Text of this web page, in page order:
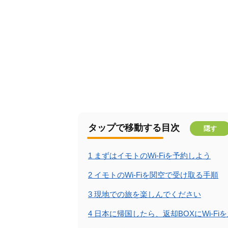
タップで移動する目次 隠す
1 まずはイモトのWi-Fiを予約しよう
2 イモトのWi-Fiを関空で受け取る手順
3 現地での旅を楽しんでください
4 日本に帰国したら、返却BOXにWi-Fiを